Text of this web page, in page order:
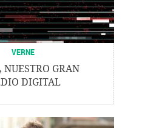
VERNE
NUESTRO GRAN
DIGITAL